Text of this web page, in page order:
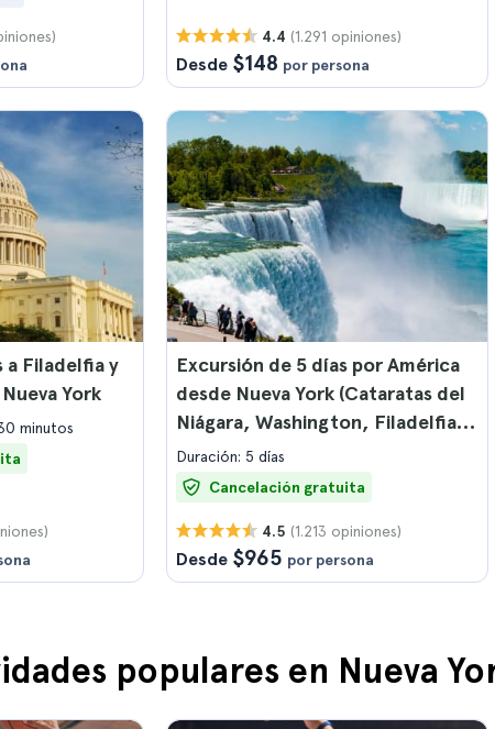
4.4 (1.291 opiniones)
Desde $148 por persona
a Filadelfia y
York
minutos
Excursión de 5 días por América
desde Nueva York (Cataratas del
Niágara, Washington, Filadelfia y
Toronto)
Duración: 5 días
Cancelación gratuita
4.5 (1.213 opiniones)
Desde $965 por persona
populares en Nueva